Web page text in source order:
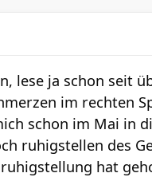
lese ja schon seit
im rechten
schon im Mai in
ruhigstellen des
hat